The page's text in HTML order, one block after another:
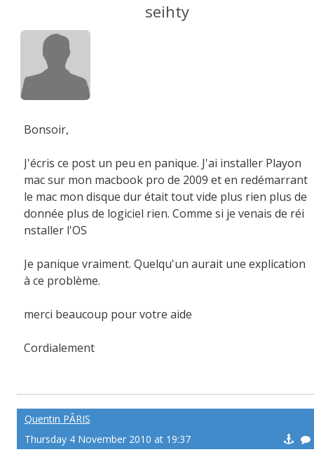
seihty
Bonsoir,
J'écris ce post un peu en panique. J'ai installer Playon
mac sur mon macbook pro de 2009 et en redémarrant
le mac mon disque dur était tout vide plus rien plus de
donnée plus de logiciel rien. Comme si je venais de réi
nstaller l'OS
Je panique vraiment. Quelqu'un aurait une explication
à ce problème.
merci beaucoup pour votre aide
Cordialement
Quentin PÂRIS
Thursday 4 November 2010 at 19:37